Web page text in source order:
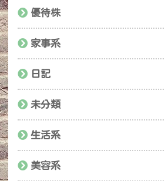
優待株
家事系
日記
未分類
生活系
美容系